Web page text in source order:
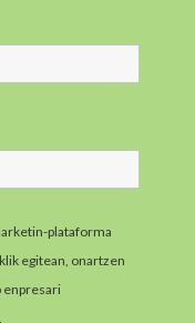
plataforma
egitean, onartzen
enpresari